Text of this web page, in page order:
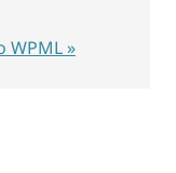
WPML »